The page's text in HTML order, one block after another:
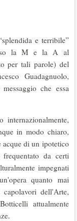
e terribile”
la M e la A al
per tali parole) del
Guadagnuolo,
che essa
internazionalmente,
in modo chiaro,
acque di un ipotetico
da certi
impegnati
quanto mai
dell'Arte,
attualmente